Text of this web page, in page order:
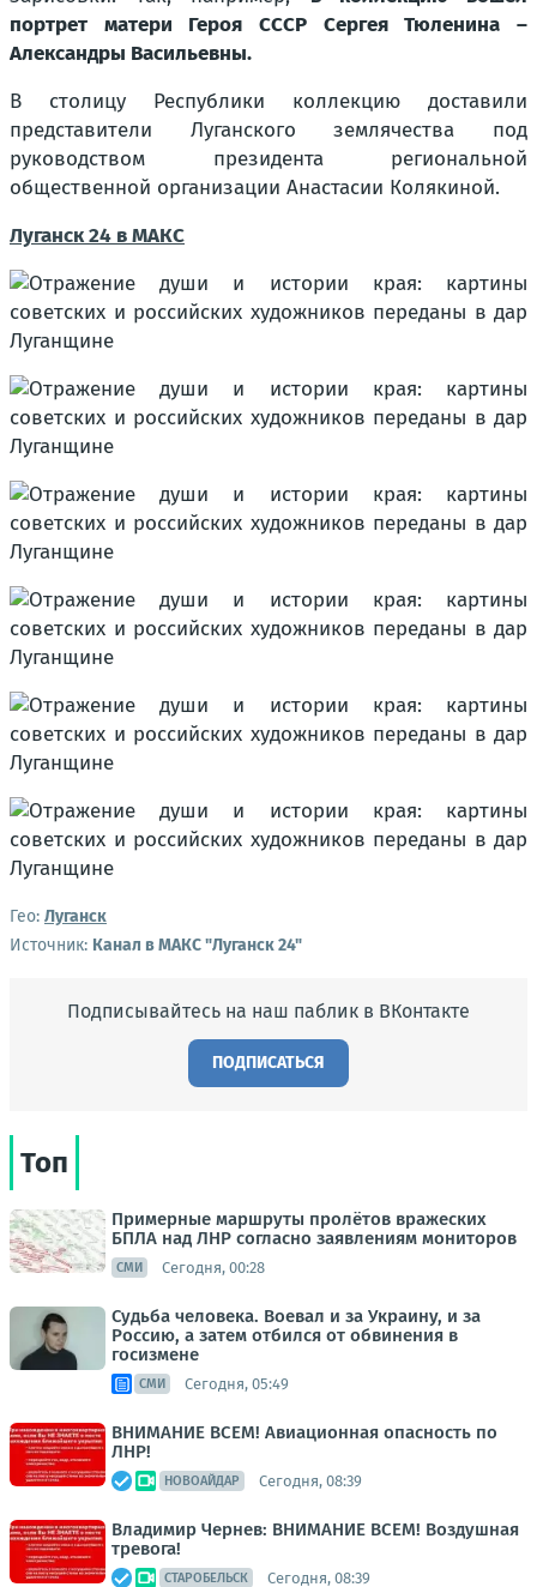
портрет матери Героя СССР Сергея Тюленина –
Александры Васильевны.
В столицу Республики коллекцию доставили
представители Луганского землячества под
руководством президента региональной
общественной организации Анастасии Колякиной.
Луганск 24 в МАКС
Гео: Луганск
Источник: Канал в МАКС "Луганск 24"
Подписывайтесь на наш паблик в ВКонтакте
ПОДПИСАТЬСЯ
Топ
Примерные маршруты пролётов вражеских
БПЛА над ЛНР согласно заявлениям мониторов
СМИ Сегодня, 00:28
Судьба человека. Воевал и за Украину, и за
Россию, а затем отбился от обвинения в
госизмене
СМИ Сегодня, 05:49
ВНИМАНИЕ ВСЕМ! Авиационная опасность по
ЛНР!
НОВОАЙДАР Сегодня, 08:39
Владимир Чернев: ВНИМАНИЕ ВСЕМ! Воздушная
тревога!
СТАРОБЕЛЬСК Сегодня, 08:39